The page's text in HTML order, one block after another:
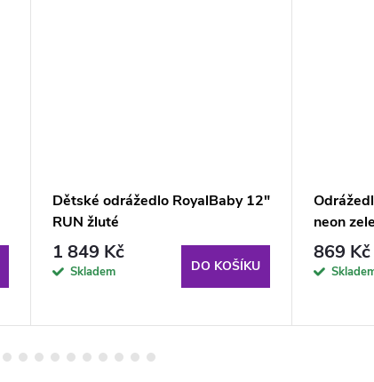
Dětské odrážedlo RoyalBaby 12"
RUN žluté
1 849 Kč
Skladem DO KOŠÍKU
neon
869 Kč